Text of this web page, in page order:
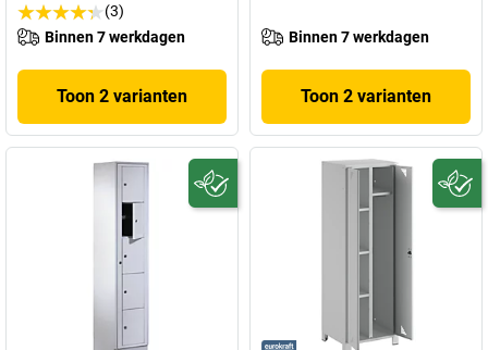
(3)
Binnen 7 werkdagen
Toon 2 varianten
Binnen 7 werkdagen
Toon 2 varianten